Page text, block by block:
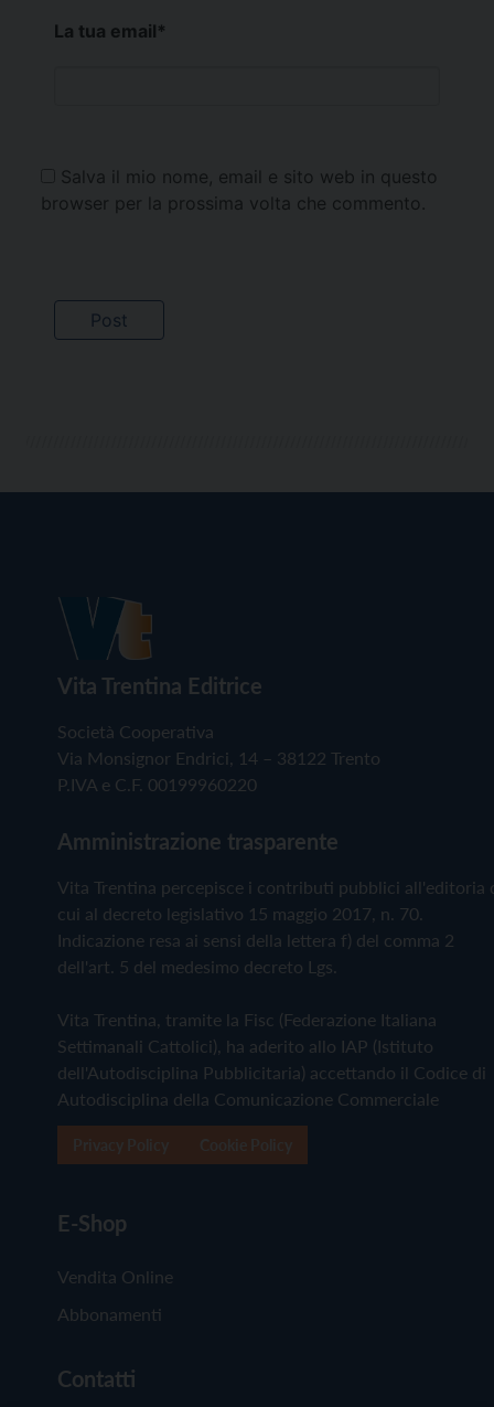
La tua email*
Salva il mio nome, email e sito web in questo
browser per la prossima volta che commento.
Vita Trentina Editrice
Società Cooperativa
Via Monsignor Endrici, 14 – 38122 Trento
P.IVA e C.F. 00199960220
Amministrazione trasparente
Vita Trentina percepisce i contributi pubblici all'editoria
cui al decreto legislativo 15 maggio 2017, n. 70.
Indicazione resa ai sensi della lettera f) del comma 2
dell'art. 5 del medesimo decreto Lgs.
Vita Trentina, tramite la Fisc (Federazione Italiana
Settimanali Cattolici), ha aderito allo IAP (Istituto
dell'Autodisciplina Pubblicitaria) accettando il Codice di
Autodisciplina della Comunicazione Commerciale
E-Shop
Vendita Online
Abbonamenti
Contatti